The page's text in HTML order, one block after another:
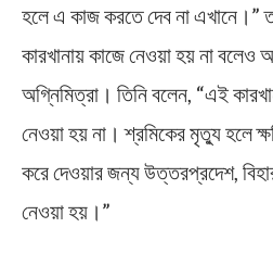
হলে এ কাজ করতে দেব না এখানে।”
কারখানায় কাজে নেওয়া হয় না বলেও
অগ্নিমিত্রা। তিনি বলেন, “এই
নেওয়া হয় না। শ্রমিকের মৃত্যু হলে
করে দেওয়ার জন্য উত্তরপ্রদেশ,
নেওয়া হয়।”